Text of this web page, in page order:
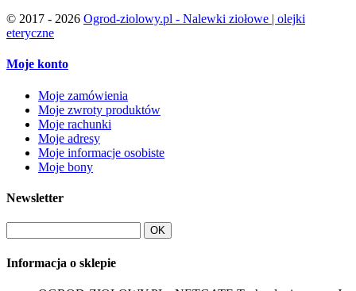
© 2017 - 2026 Ogrod-ziolowy.pl - Nalewki ziołowe | olejki
eteryczne
Moje konto
Moje zamówienia
Moje zwroty produktów
Moje rachunki
Moje adresy
Moje informacje osobiste
Moje bony
Newsletter
OK
Informacja o sklepie